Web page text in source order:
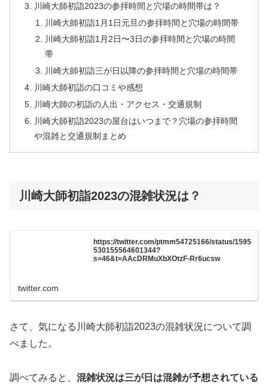
川崎大師初詣2023の参拝時間と穴場の時間帯は？
川崎大師初詣1月1日元旦の参拝時間と穴場の時間帯
川崎大師初詣1月2日〜3日の参拝時間と穴場の時間
帯
川崎大師初詣三が日以降の参拝時間と穴場の時間帯
川崎大師初詣の口コミや感想
川崎大師の初詣の人出・アクセス・交通規制
川崎大師初詣2023の屋台はいつまで？穴場の参拝時間
や混雑と交通規制まとめ
川崎大師初詣2023の混雑状況は？
https://twitter.com/ptmm54725166/status/1595
530155564601344?
s=46&t=AAcDRMuXbXOtzF-Rr6ucsw
twitter.com
さて、気になる川崎大師初詣2023の混雑状況について調
べました。
調べてみると、 混雑状況は三が日は混雑が予想されている